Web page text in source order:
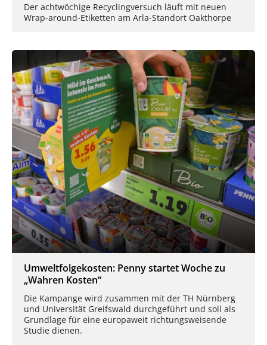
Der achtwöchige Recyclingversuch läuft mit neuen
Wrap-around-Etiketten am Arla-Standort Oakthorpe
Umweltfolgekosten: Penny startet Woche zu
„Wahren Kosten“
Die Kampange wird zusammen mit der TH Nürnberg
und Universität Greifswald durchgeführt und soll als
Grundlage für eine europaweit richtungsweisende
Studie dienen.